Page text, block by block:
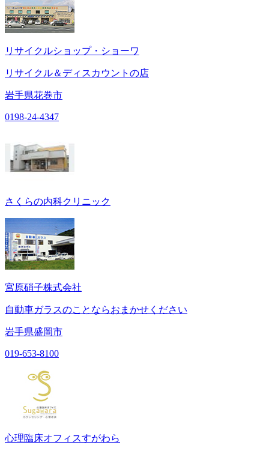
リサイクルショップ・ショーワ
リサイクル＆ディスカウントの店
岩手県花巻市
0198-24-4347
さくらの内科クリニック
宮原硝子株式会社
自動車ガラスのことならおまかせください
岩手県盛岡市
019-653-8100
心理臨床オフィスすがわら